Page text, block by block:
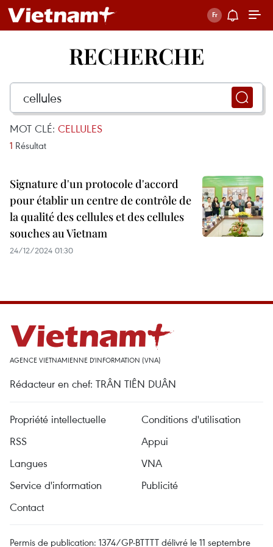
RECHERCHE
MOT CLÉ: CELLULES
1 Résultat
Signature d'un protocole d'accord
pour établir un centre de contrôle de
la qualité des cellules et des cellules
souches au Vietnam
24/12/2024 01:30
AGENCE VIETNAMIENNE D'INFORMATION (VNA)
Rédacteur en chef: TRÂN TIÊN DUÂN
Propriété intellectuelle
Conditions d'utilisation
RSS
Appui
Langues
VNA
Service d'information
Publicité
Contact
Permis de publication: 1374/GP-BTTTT délivré le 11 septembre